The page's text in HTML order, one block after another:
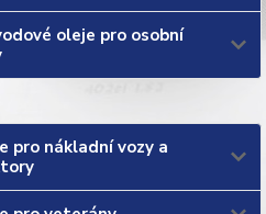
oleje pro osobní
pro nákladní vozy a